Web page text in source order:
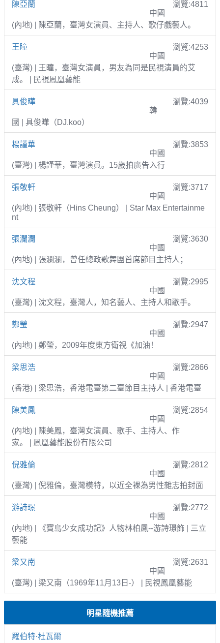
陳亞蘭
瀏覽:4811
中國
(內地) | 陳亞蘭，臺灣女演員、主持人、歌仔戲藝人。
王瞳
瀏覽:4253
中國
(臺灣) | 王瞳，臺灣女演員，男友為同是民視演員的艾
成。 | 民視鳳凰藝能
具俊曄
瀏覽:4039
韓
國 | 具俊曄（DJ.koo）
楊謹華
瀏覽:3853
中國
(臺灣) | 楊謹華，臺灣演員。15歲拍廣告入行
張敬軒
瀏覽:3717
中國
(內地) | 張敬軒（Hins Cheung） | Star Max Entertainme
nt
張瀾瀾
瀏覽:3630
中國
(內地) | 張瀾瀾，曾任總政歌舞團首席節目主持人；
沈文程
瀏覽:2995
中國
(臺灣) | 沈文程，臺灣人，知名藝人、主持人和歌手。
鄭瑩
瀏覽:2947
中國
(內地) | 鄭瑩，2009年度東方衛視《加油！
梁思浩
瀏覽:2866
中國
(香港) | 梁思浩，香港電臺第二臺節目主持人 | 香港電臺
陳美鳳
瀏覽:2854
中國
(內地) | 陳美鳳，臺灣女演員、歌手、主持人、作
家。 | 鳳凰藝能股份有限公司
倪雅倫
瀏覽:2812
中國
(臺灣) | 倪雅倫，臺灣模特，以近全裸為男性雜志拍封面
游詩璟
瀏覽:2772
中國
(內地) | 《寶島少女成功記》人物林柏鳳--游詩璟飾 | 三立
藝能
梁又南
瀏覽:2631
中國
(臺灣) | 梁又南（1969年11月13日-） | 民視鳳凰藝能
明星隨機推薦
羅伯特·杜瓦爾